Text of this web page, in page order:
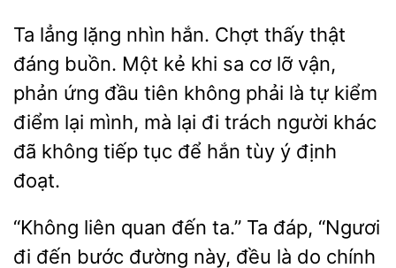
Ta lẳng lặng nhìn hắn. Chợt thấy thật
đáng buồn. Một kẻ khi
cơ lỡ vận,
phản ứng
không phải là tự kiểm
điểm lại mình, mà lại đi trách người khác
đã không tiếp tục để hắn tùy ý định
đoạt.
“Không liên quan đến ta.” Ta đáp,
đi đến bước đường này,
là do chính